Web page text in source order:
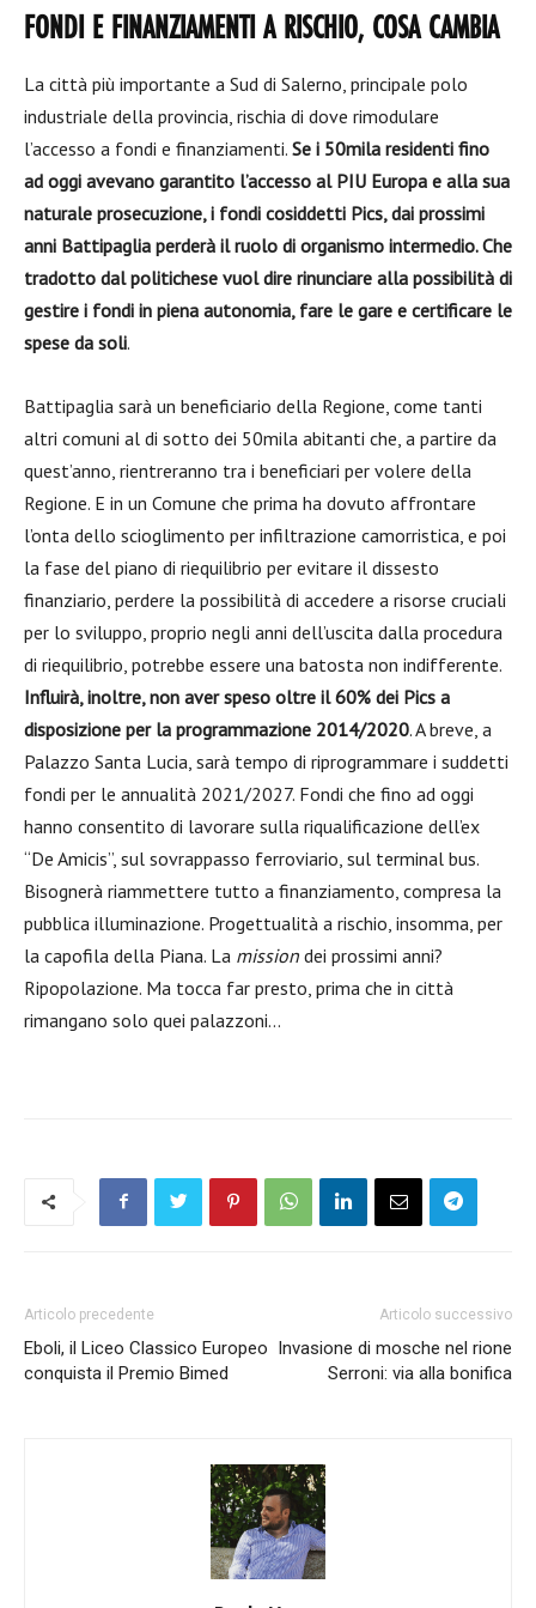
FONDI E FINANZIAMENTI A RISCHIO, COSA CAMBIA
La città più importante a Sud di Salerno, principale polo
industriale della provincia, rischia di dove rimodulare
l’accesso a fondi e finanziamenti. Se i 50mila residenti fino
ad oggi avevano garantito l’accesso al PIU Europa e alla sua
naturale prosecuzione, i fondi cosiddetti Pics, dai prossimi
anni Battipaglia perderà il ruolo di organismo intermedio. Che
tradotto dal politichese vuol dire rinunciare alla possibilità di
gestire i fondi in piena autonomia, fare le gare e certificare le
spese da soli.
Battipaglia sarà un beneficiario della Regione, come tanti
altri comuni al di sotto dei 50mila abitanti che, a partire da
quest’anno, rientreranno tra i beneficiari per volere della
Regione. E in un Comune che prima ha dovuto affrontare
l’onta dello scioglimento per infiltrazione camorristica, e poi
la fase del piano di riequilibrio per evitare il dissesto
finanziario, perdere la possibilità di accedere a risorse cruciali
per lo sviluppo, proprio negli anni dell’uscita dalla procedura
di riequilibrio, potrebbe essere una batosta non indifferente.
Influirà, inoltre, non aver speso oltre il 60% dei Pics a
disposizione per la programmazione 2014/2020. A breve, a
Palazzo Santa Lucia, sarà tempo di riprogrammare i suddetti
fondi per le annualità 2021/2027. Fondi che fino ad oggi
hanno consentito di lavorare sulla riqualificazione dell’ex
“De Amicis”, sul sovrappasso ferroviario, sul terminal bus.
Bisognerà riammettere tutto a finanziamento, compresa la
pubblica illuminazione. Progettualità a rischio, insomma, per
la capofila della Piana. La mission dei prossimi anni?
Ripopolazione. Ma tocca far presto, prima che in città
rimangano solo quei palazzoni…
Articolo precedente
Eboli, il Liceo Classico Europeo
conquista il Premio Bimed
Articolo successivo
Invasione di mosche nel rione
Serroni: via alla bonifica